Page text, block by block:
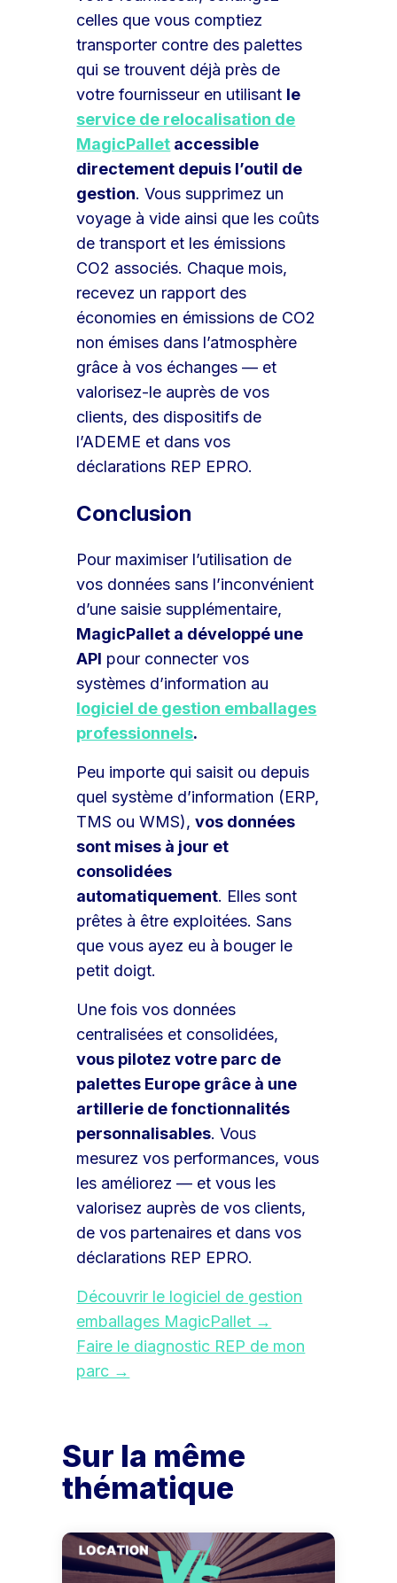
celles que vous comptiez
transporter contre des palettes
qui se trouvent déjà près de
votre fournisseur en utilisant le
service de relocalisation de
MagicPallet accessible
directement depuis l’outil de
gestion. Vous supprimez un
voyage à vide ainsi que les coûts
de transport et les émissions
CO2 associés. Chaque mois,
recevez un rapport des
économies en émissions de CO2
non émises dans l’atmosphère
grâce à vos échanges — et
valorisez-le auprès de vos
clients, des dispositifs de
l’ADEME et dans vos
déclarations REP EPRO.
Conclusion
Pour maximiser l’utilisation de
vos données sans l’inconvénient
d’une saisie supplémentaire,
MagicPallet a développé une
API pour connecter vos
systèmes d’information au
logiciel de gestion emballages
professionnels.
Peu importe qui saisit ou depuis
quel système d’information (ERP,
TMS ou WMS),vos données
sont mises à jour et
consolidées
automatiquement. Elles sont
prêtes à être exploitées. Sans
que vous ayez eu à bouger le
petit doigt.
Une fois vos données
centralisées et consolidées,
vous pilotez votre parc de
palettes Europe grâce à une
artillerie de fonctionnalités
personnalisables. Vous
mesurez vos performances, vous
les améliorez — et vous les
valorisez auprès de vos clients,
de vos partenaires et dans vos
déclarations REP EPRO.
Découvrir le logiciel de gestion
emballages MagicPallet →
Faire le diagnostic REP de mon
parc →
Sur la même
thématique